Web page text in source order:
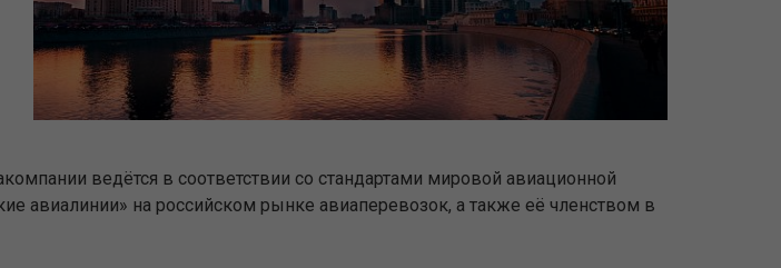
ведётся в соответствии со стандартами мировой авиационной
авиалинии» на российском рынке авиаперевозок, а также её членством в